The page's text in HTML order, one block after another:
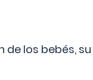
los bebés,